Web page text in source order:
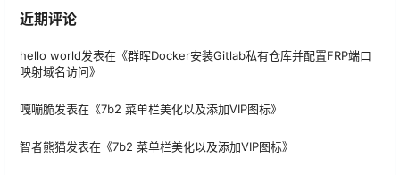
近期评论
hello world发表在《群晖Docker安装Gitlab私有仓库并配置FRP端口
映射域名访问》
嘎嘣脆发表在《7b2 菜单栏美化以及添加VIP图标》
智者熊猫发表在《7b2 菜单栏美化以及添加VIP图标》